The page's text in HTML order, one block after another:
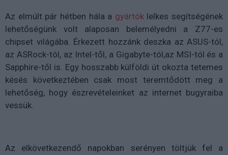
Az elmúlt pár hétben hála a gyártóklelkes segítségének
lehetőségünk volt alaposan belemélyedni a Z77-es
chipset világába. Érkezett hozzánk deszka az ASUS-tól,
az ASRock-tól, az Intel-től, a Gigabyte-tól,az MSI-tól és a
Sapphire-től is. Egy hosszabb külföldi út okozta tetemes
késés következtében csak most teremtődött meg a
lehetőség, hogy észrevételeinket az internet bugyraiba
vessük.
Az elkövetkezendő napokban serényen töltjük fel a